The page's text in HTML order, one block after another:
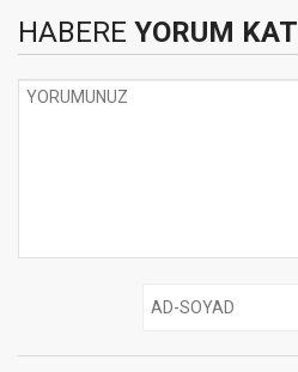
HABERE YORUM KAT